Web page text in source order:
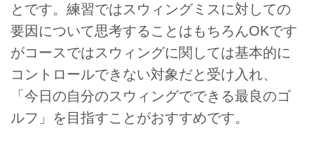
とです。練習ではスウィングミスに対しての
要因について思考することはもちろんOKです
がコースではスウィングに関しては基本的に
コントロールできない対象だと受け入れ、
「今日の自分のスウィングでできる最良のゴ
ルフ」を目指すことがおすすめです。